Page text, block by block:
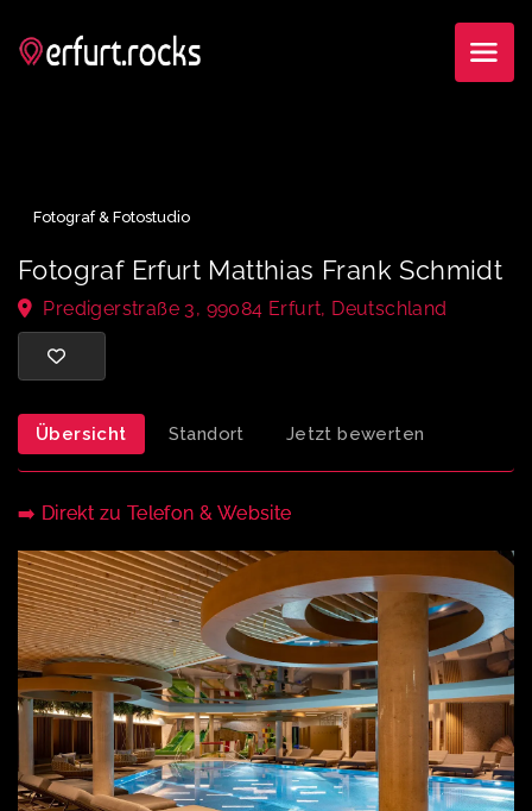
Fotograf Erfurt Matthias Frank
Predigerstraße 3, 99084 Erfurt, Deutschland
Übersicht Standort Jetzt bewerten
➡️ Direkt zu Telefon & Website